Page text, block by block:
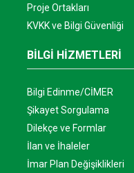
Proje Ortakları
KVKK ve Bilgi Güvenliği
BİLGİ HİZMETLERİ
Bilgi Edinme/CİMER
Şikayet Sorgulama
Dilekçe ve Formlar
İlan ve İhaleler
İmar Plan Değişiklikleri